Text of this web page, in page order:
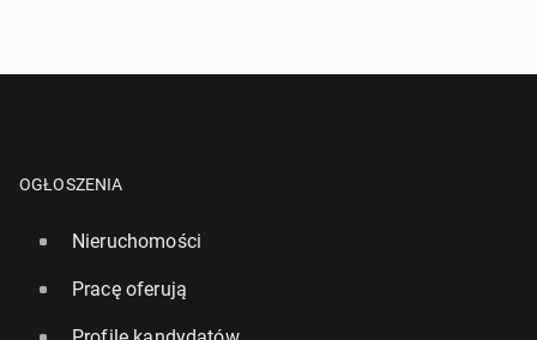
OGŁOSZENIA
Nieruchomości
Pracę oferują